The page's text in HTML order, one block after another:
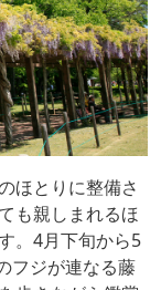
ほとりに整備さ
も親しまれるほ
。4月下旬から5
フジが連なる藤